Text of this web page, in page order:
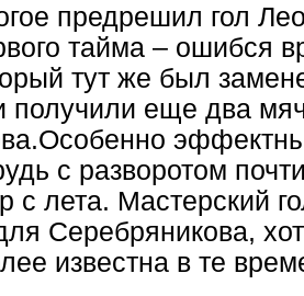
предрешил гол
тайма – ошибся
тут же был
получили еще два
с разворотом
с лета. Мастерский
Серебряникова,
известна в те